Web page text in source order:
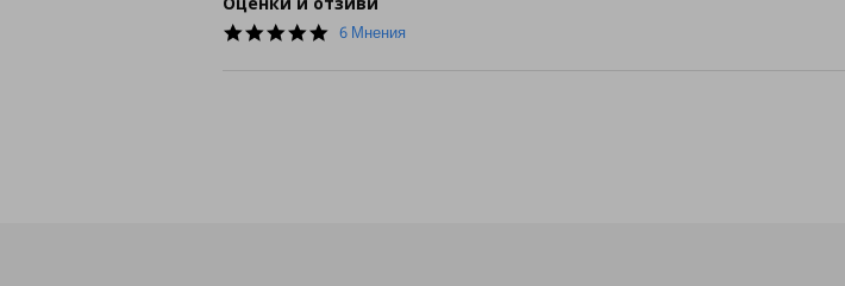
5.0
6 Мнения